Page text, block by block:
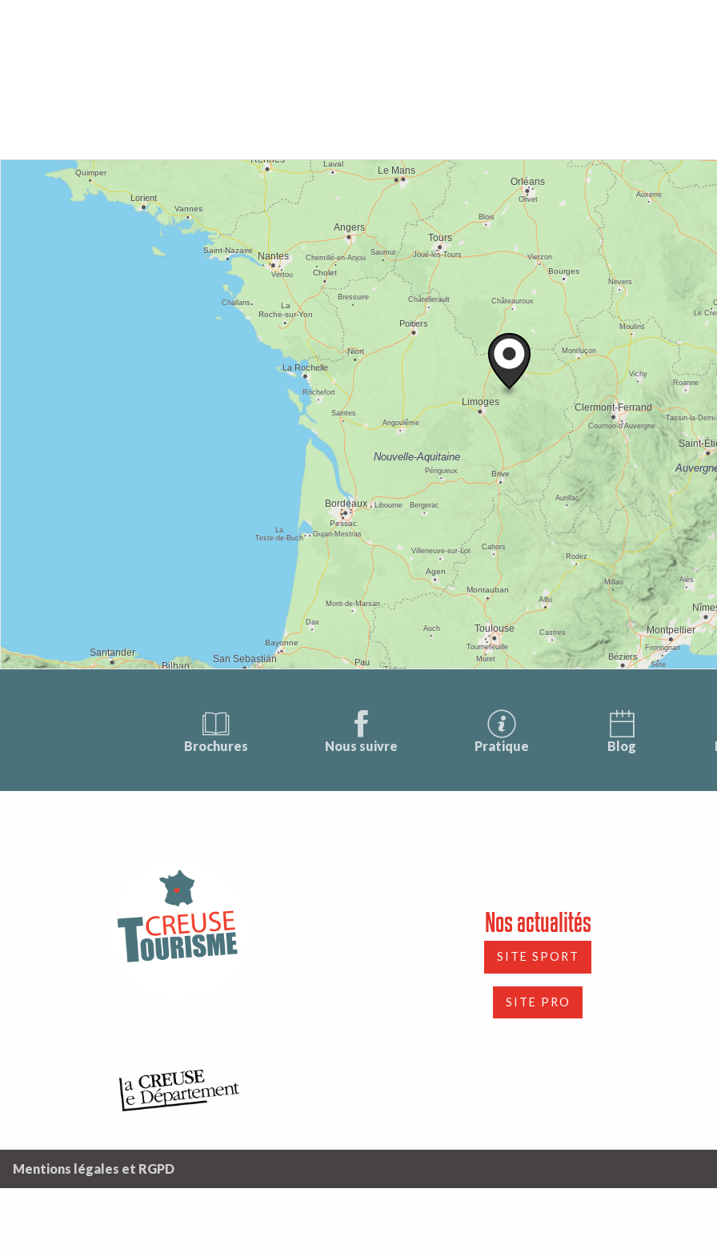
Brochures Nous suivre Pratique Blog
Nos actualités
SITE SPORT
SITE PRO
Mentions légales et RGPD